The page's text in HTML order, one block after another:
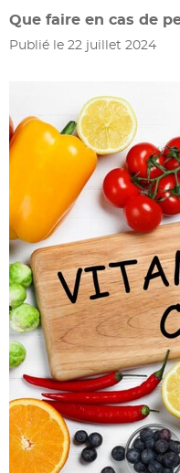
Que faire en cas de
Publié le 22 juillet 2024